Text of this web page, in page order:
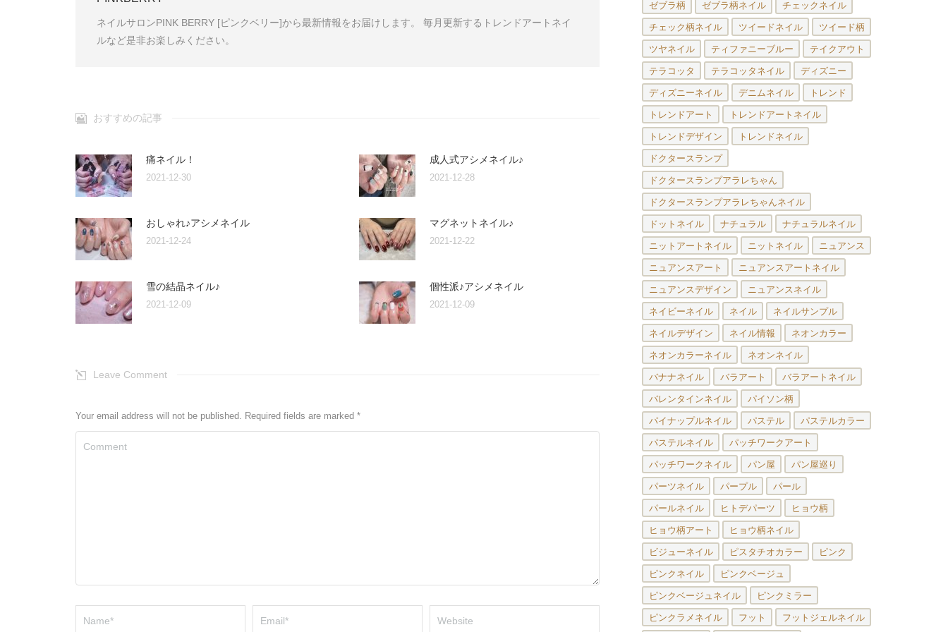
ネイルサロンPINK BERRY [ピンクベリー]から最新情報をお届けします。 毎月更新するトレンドアートネイ
ルなど是非お楽しみください。
おすすめの記事
痛ネイル！
2021-12-30
成人式アシメネイル♪
2021-12-28
おしゃれ♪アシメネイル
2021-12-24
マグネットネイル♪
2021-12-22
雪の結晶ネイル♪
2021-12-09
個性派♪アシメネイル
2021-12-09
Leave Comment
Your email address will not be published. Required fields are marked *
ゼブラ柄 ゼブラ柄ネイル チェックネイル
チェック柄ネイル ツイードネイル ツイード柄
ツヤネイル ティファニーブルー テイクアウト
テラコッタ テラコッタネイル ディズニー
ディズニーネイル デニムネイル トレンド
トレンドアート トレンドアートネイル
トレンドデザイン トレンドネイル
ドクタースランプ
ドクタースランプアラレちゃん
ドクタースランプアラレちゃんネイル
ドットネイル ナチュラル ナチュラルネイル
ニットアートネイル ニットネイル ニュアンス
ニュアンスアート ニュアンスアートネイル
ニュアンスデザイン ニュアンスネイル
ネイビーネイル ネイル ネイルサンプル
ネイルデザイン ネイル情報 ネオンカラー
ネオンカラーネイル ネオンネイル
バナナネイル バラアート バラアートネイル
バレンタインネイル パイソン柄
パイナップルネイル パステル パステルカラー
パステルネイル パッチワークアート
パッチワークネイル パン屋 パン屋巡り
パーツネイル パープル パール
パールネイル ヒトデパーツ ヒョウ柄
ヒョウ柄アート ヒョウ柄ネイル
ビジューネイル ピスタチオカラー ピンク
ピンクネイル ピンクベージュ
ピンクベージュネイル ピンクミラー
ピンクラメネイル フット フットジェルネイル